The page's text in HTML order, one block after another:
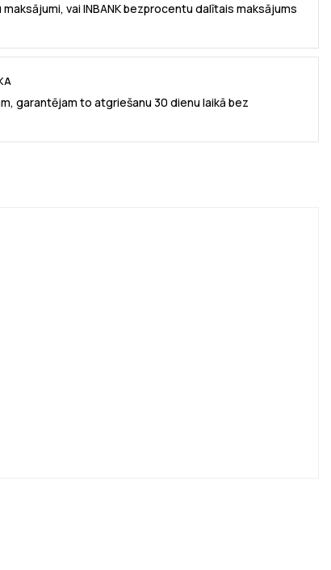
vai INBANK bezprocentu dalītais maksājums
garantējam to atgriešanu 30 dienu laikā bez